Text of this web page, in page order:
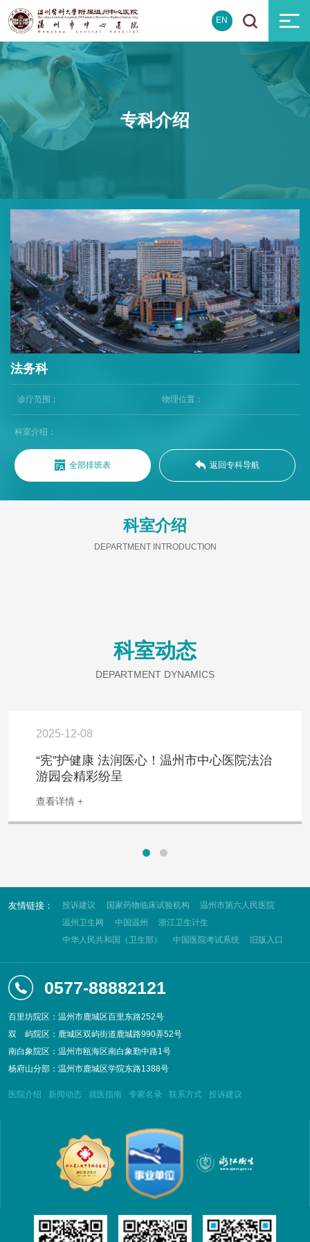
EN
专科介绍
法务科
诊疗范围： 物理位置：
科室介绍：
全部排班表 返回专科导航
科室介绍
DEPARTMENT INTRODUCTION
科室动态
DEPARTMENT DYNAMICS
2025-12-08
“宪”护健康 法润医心！温州市中心医院法治
游园会精彩纷呈
查看详情 +
友情链接： 投诉建议 国家药物临床试验机构
温州市第六人民医院
温州卫生网
中国温州
浙江卫生计生
中华人民共和国（卫生部）
中国医院考试系统 旧版入口
0577-88882121
百里坊院区：温州市鹿城区百里东路252号
双
屿院区：鹿城区双屿街道鹿城路990弄52号
南白象院区：温州市瓯海区南白象勤中路1号
杨府山分部：温州市鹿城区学院东路1388号
医院介绍 新闻动态 就医指南 专家名录 联系方式 投诉建议